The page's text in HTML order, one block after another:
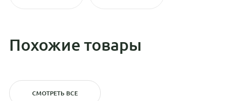
Похожие товары
СМОТРЕТЬ ВСЕ